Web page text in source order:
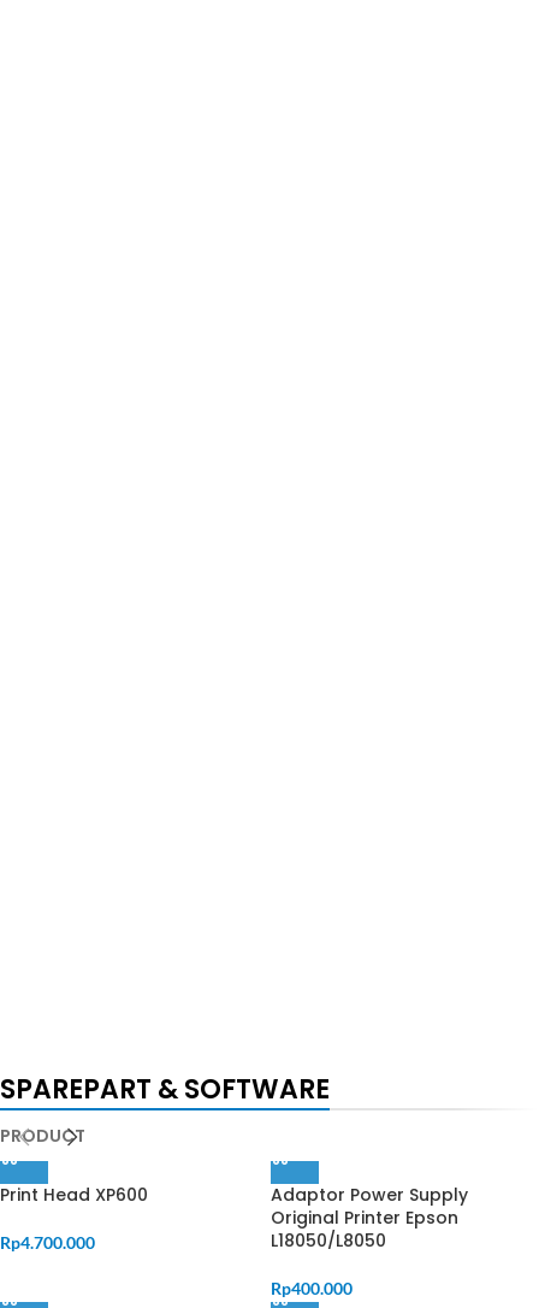
SPAREPART & SOFTWARE
PRODUCT
Print Head XP600
Rp4.700.000
Adaptor Power Supply
Original Printer Epson
L18050/L8050
Rp400.000